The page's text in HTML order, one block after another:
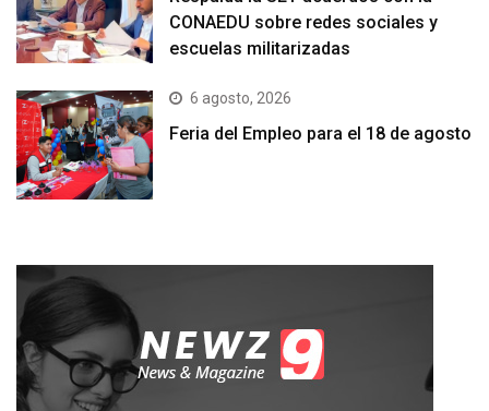
CONAEDU sobre redes sociales y
escuelas militarizadas
6 agosto, 2026
Feria del Empleo para el 18 de agosto